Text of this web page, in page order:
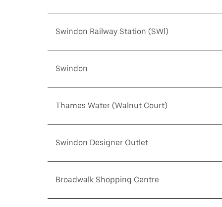
Swindon Railway Station (SWI)
Swindon
Thames Water (Walnut Court)
Swindon Designer Outlet
Broadwalk Shopping Centre